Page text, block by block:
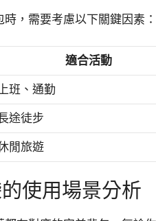
，需要考慮以下關鍵因素：
適合活動
上班、通勤
途徒步
閒旅遊
使用場景分析